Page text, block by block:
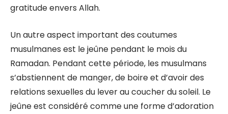
gratitude envers Allah.
Un autre aspect important des coutumes
musulmanes est le jeûne pendant le mois du
Ramadan. Pendant cette période, les musulmans
s’abstiennent de manger, de boire et d’avoir des
relations sexuelles du lever au coucher du soleil. Le
jeûne est considéré comme une forme d’adoration